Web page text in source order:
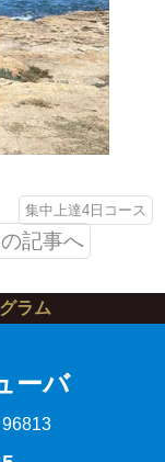
集中上達4日コース
記事へ
ラム
ーバ